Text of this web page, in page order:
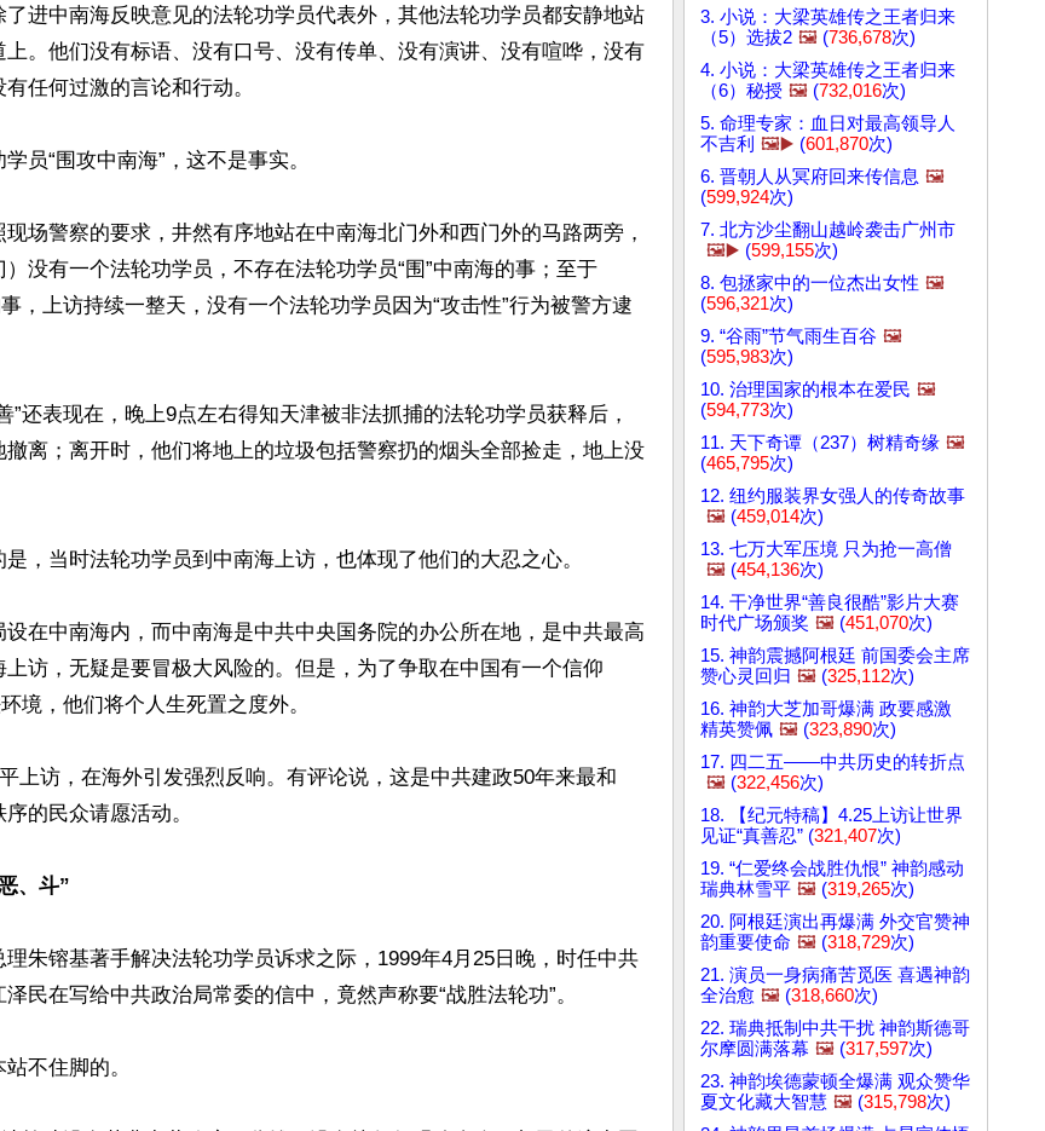
进中南海反映意见的法轮功学员代表外，其他法轮功学员都安静地站
上。他们没有标语、没有口号、没有传单、没有演讲、没有喧哗，没有
任何过激的言论和行动。
员“围攻中南海”，这不是事实。
场警察的要求，井然有序地站在中南海北门外和西门外的马路两旁，
没有一个法轮功学员，不存在法轮功学员“围”中南海的事；至于
，上访持续一整天，没有一个法轮功学员因为“攻击性”行为被警方逮
”还表现在，晚上9点左右得知天津被非法抓捕的法轮功学员获释后，
离；离开时，他们将地上的垃圾包括警察扔的烟头全部捡走，地上没
，当时法轮功学员到中南海上访，也体现了他们的大忍之心。
设在中南海内，而中南海是中共中央国务院的办公所在地，是中共最高
访，无疑是要冒极大风险的。但是，为了争取在中国有一个信仰
境，他们将个人生死置之度外。
上访，在海外引发强烈反响。有评论说，这是中共建政50年来最和
的民众请愿活动。
、斗”
朱镕基著手解决法轮功学员诉求之际，1999年4月25日晚，时任中共
民在写给中共政治局常委的信中，竟然声称要“战胜法轮功”。
不住脚的。
3. 小说：大梁英雄传之王者归来
（5）选拔2 🖼️ (736,678次)
4. 小说：大梁英雄传之王者归来
（6）秘授 🖼️ (732,016次)
5. 命理专家：血日对最高领导人
不吉利 🖼️▶️ (601,870次)
6. 晋朝人从冥府回来传信息 🖼️
(599,924次)
7. 北方沙尘翻山越岭袭击广州市
🖼️▶️ (599,155次)
8. 包拯家中的一位杰出女性 🖼️
(596,321次)
9. “谷雨”节气雨生百谷 🖼️
(595,983次)
10. 治理国家的根本在爱民 🖼️
(594,773次)
11. 天下奇谭（237）树精奇缘 🖼️
(465,795次)
12. 纽约服装界女强人的传奇故事
🖼️ (459,014次)
13. 七万大军压境 只为抢一高僧
🖼️ (454,136次)
14. 干净世界“善良很酷”影片大赛
时代广场颁奖 🖼️ (451,070次)
15. 神韵震撼阿根廷 前国委会主席
赞心灵回归 🖼️ (325,112次)
16. 神韵大芝加哥爆满 政要感激
精英赞佩 🖼️ (323,890次)
17. 四二五——中共历史的转折点
🖼️ (322,456次)
18. 【纪元特稿】4.25上访让世界
见证“真善忍” (321,407次)
19. “仁爱终会战胜仇恨” 神韵感动
瑞典林雪平 🖼️ (319,265次)
20. 阿根廷演出再爆满 外交官赞神
韵重要使命 🖼️ (318,729次)
21. 演员一身病痛苦觅医 喜遇神韵
全治愈 🖼️ (318,660次)
22. 瑞典抵制中共干扰 神韵斯德哥
尔摩圆满落幕 🖼️ (317,597次)
23. 神韵埃德蒙顿全爆满 观众赞华
夏文化藏大智慧 🖼️ (315,798次)